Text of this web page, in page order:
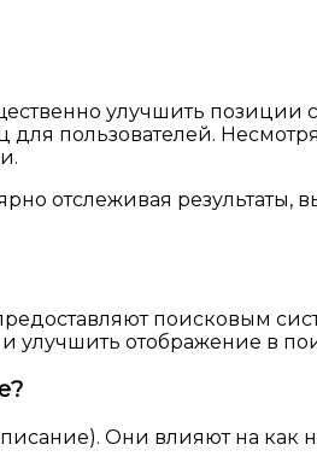
улучшить
пользователей.
отслеживая
поисковым
улучшить отображение в
Они влияют на как